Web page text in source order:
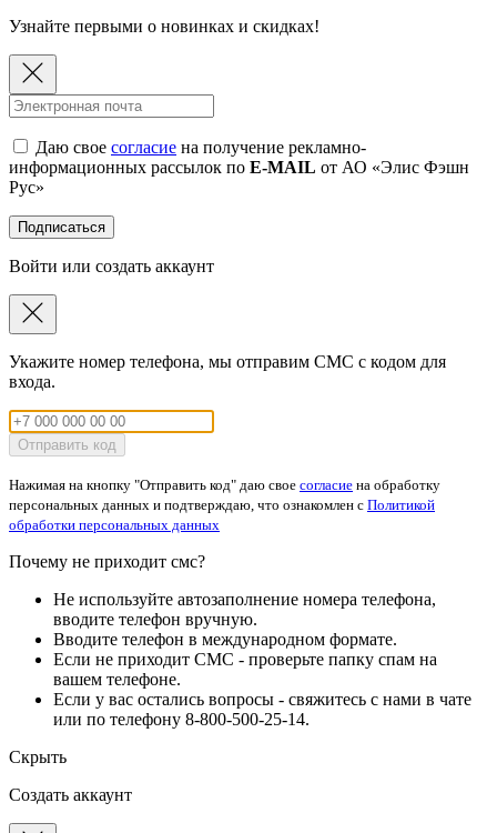
Узнайте первыми о новинках и скидках!
Даю свое согласие на получение рекламно-
информационных рассылок по E-MAIL от АО «Элис Фэшн
Рус»
Подписаться
Войти или создать аккаунт
Укажите номер телефона, мы отправим СМС с кодом для
входа.
Отправить код
Нажимая на кнопку "Отправить код" даю свое согласие на обработку
персональных данных и подтверждаю, что ознакомлен с Политикой
обработки персональных данных
Почему не приходит смс?
Не используйте автозаполнение номера телефона,
вводите телефон вручную.
Вводите телефон в международном формате.
Если не приходит СМС - проверьте папку спам на
вашем телефоне.
Если у вас остались вопросы - свяжитесь с нами в чате
или по телефону 8-800-500-25-14.
Скрыть
Создать аккаунт